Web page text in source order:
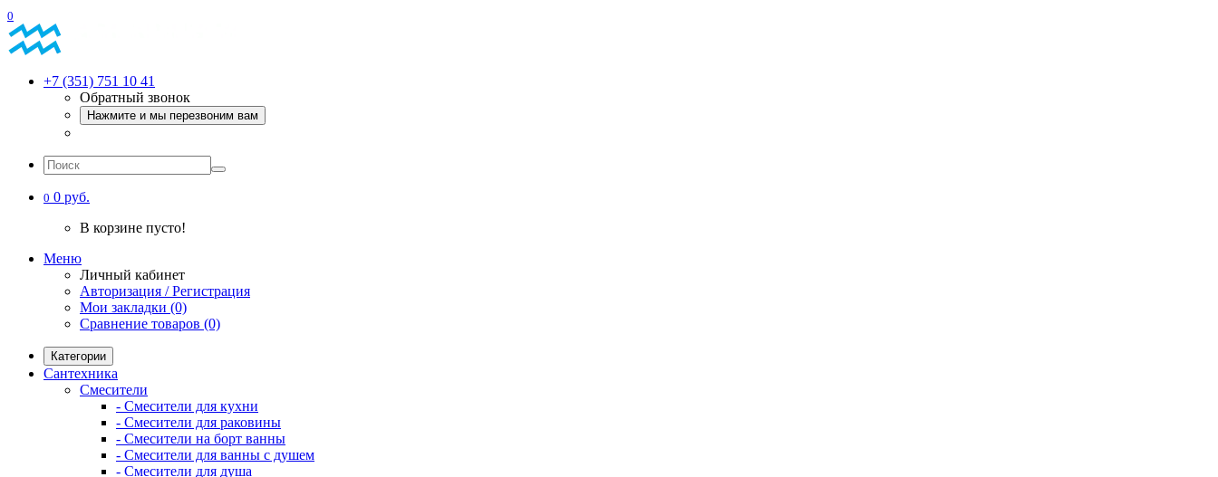
0
+7 (351) 751 10 41
Обратный звонок
Нажмите и мы перезвоним вам
0 0 руб.
В корзине пусто!
Меню
Личный кабинет
Авторизация / Регистрация
Мои закладки (0)
Сравнение товаров (0)
Категории
Сантехника
Смесители
- Смесители для кухни
- Смесители для раковины
- Смесители на борт ванны
- Смесители для ванны с душем
- Смесители для душа